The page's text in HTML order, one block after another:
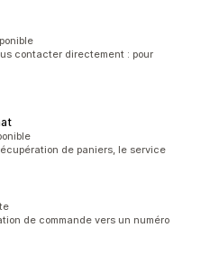
contacter directement : pour
de paniers, le service
de commande vers un numéro